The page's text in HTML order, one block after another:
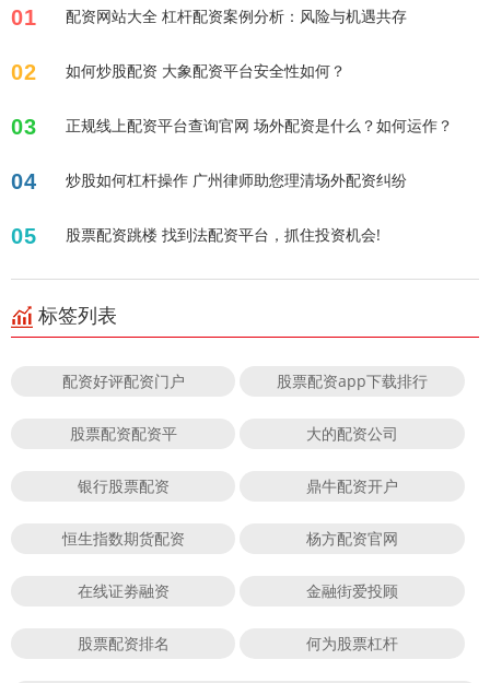
01 配资网站大全 杠杆配资案例分析：风险与机遇共存
02 如何炒股配资 大象配资平台安全性如何？
03 正规线上配资平台查询官网 场外配资是什么？如何运作？
04 炒股如何杠杆操作 广州律师助您理清场外配资纠纷
05 股票配资跳楼 找到法配资平台，抓住投资机会!
标签列表
配资好评配资门户 股票配资app下载排行
股票配资配资平 大的配资公司
银行股票配资 鼎牛配资开户
恒生指数期货配资 杨方配资官网
在线证劵融资 金融街爱投顾
股票配资排名 何为股票杠杆